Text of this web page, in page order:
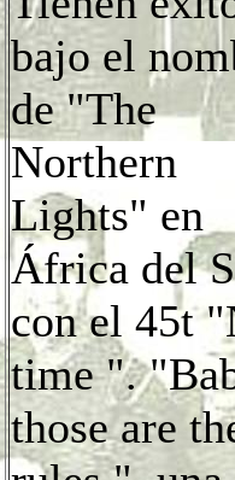
bajo el
de "The
Northern
Lights" en
África del
con el 45t
time ".
those are